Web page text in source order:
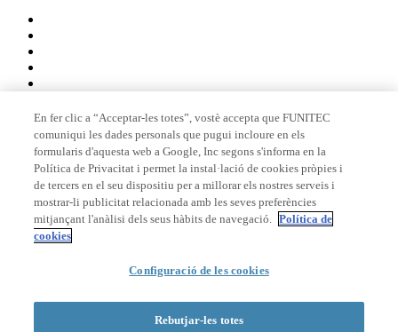
Membre de
Acreditacions
© 2026 La Salle Campus Barcelona - URL |Avís legal
Formulari de cerca
En fer clic a “Acceptar-les totes”, vostè accepta que FUNITEC
comuniqui les dades personals que pugui incloure en els
formularis d'aquesta web a Google, Inc segons s'informa en la
Política de Privacitat i permet la instal·lació de cookies pròpies i
de tercers en el seu dispositiu per a millorar els nostres serveis i
mostrar-li publicitat relacionada amb les seves preferències
mitjançant l'anàlisi dels seus hàbits de navegació. Política de
cookies
Configuració de les cookies
Rebutjar-les totes